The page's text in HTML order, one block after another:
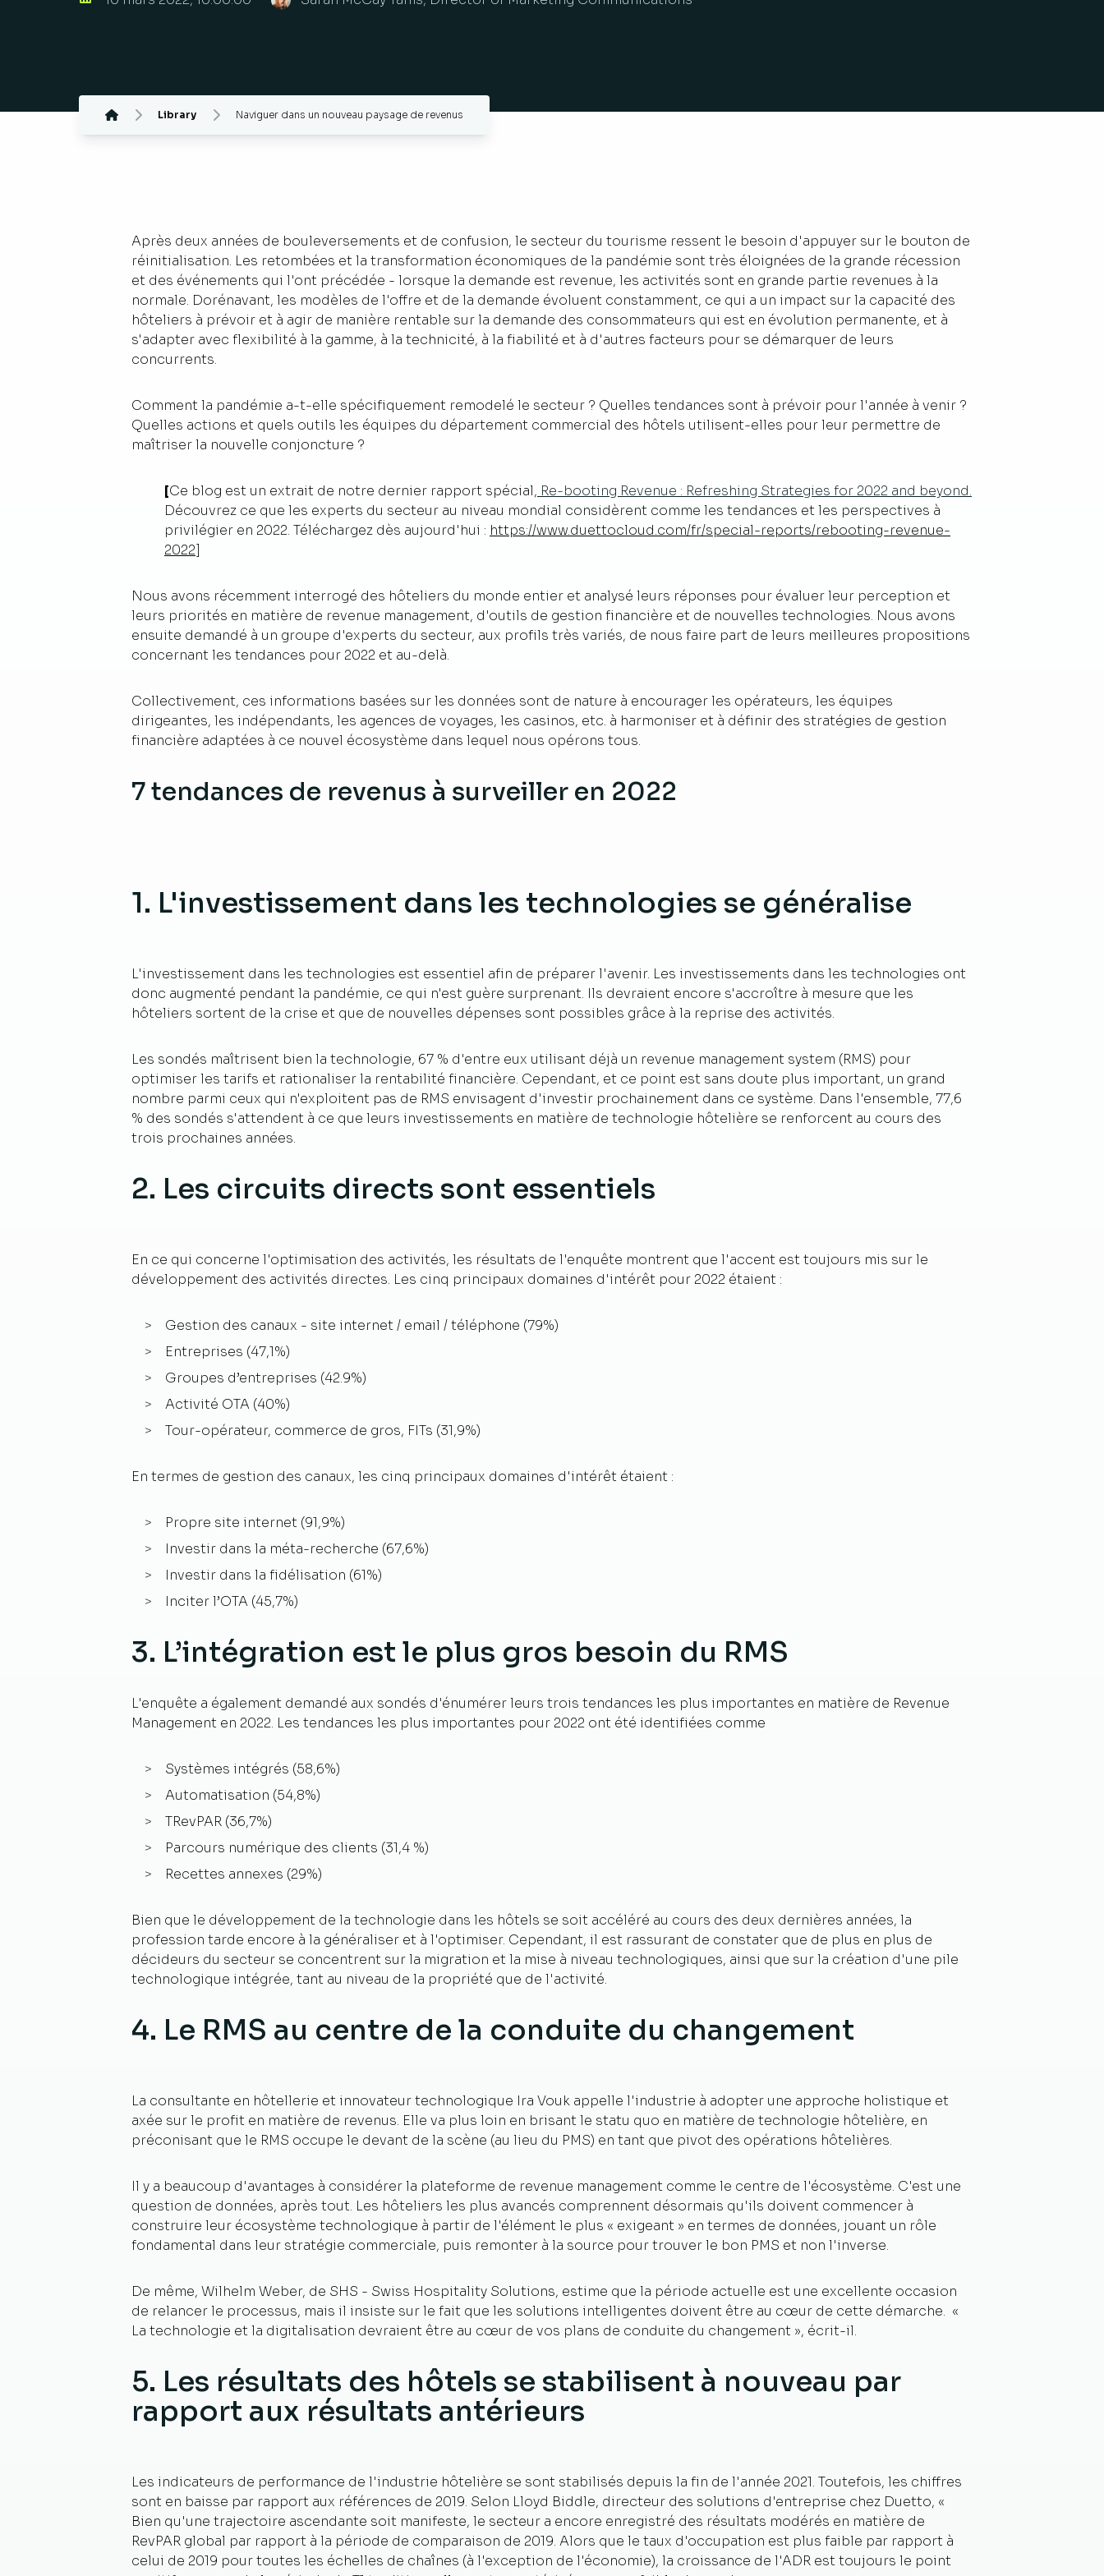
Library Naviguer dans un nouveau paysage de revenus
Après deux années de bouleversements et de confusion, le secteur du tourisme ressent le besoin d'appuyer sur le bouton de
réinitialisation. Les retombées et la transformation économiques de la pandémie sont très éloignées de la grande récession
et des événements qui l'ont précédée - lorsque la demande est revenue, les activités sont en grande partie revenues à la
normale. Dorénavant, les modèles de l'offre et de la demande évoluent constamment, ce qui a un impact sur la capacité des
hôteliers à prévoir et à agir de manière rentable sur la demande des consommateurs qui est en évolution permanente, et à
s'adapter avec flexibilité à la gamme, à la technicité, à la fiabilité et à d'autres facteurs pour se démarquer de leurs
concurrents.
Comment la pandémie a-t-elle spécifiquement remodelé le secteur ? Quelles tendances sont à prévoir pour l'année à venir ?
Quelles actions et quels outils les équipes du département commercial des hôtels utilisent-elles pour leur permettre de
maîtriser la nouvelle conjoncture ?
[Ce blog est un extrait de notre dernier rapport spécial, Re-booting Revenue : Refreshing Strategies for 2022 and beyond.
Découvrez ce que les experts du secteur au niveau mondial considèrent comme les tendances et les perspectives à
privilégier en 2022. Téléchargez dès aujourd'hui : https://www.duettocloud.com/fr/special-reports/rebooting-revenue-
2022]
Nous avons récemment interrogé des hôteliers du monde entier et analysé leurs réponses pour évaluer leur perception et
leurs priorités en matière de revenue management, d'outils de gestion financière et de nouvelles technologies. Nous avons
ensuite demandé à un groupe d'experts du secteur, aux profils très variés, de nous faire part de leurs meilleures propositions
concernant les tendances pour 2022 et au-delà.
Collectivement, ces informations basées sur les données sont de nature à encourager les opérateurs, les équipes
dirigeantes, les indépendants, les agences de voyages, les casinos, etc. à harmoniser et à définir des stratégies de gestion
financière adaptées à ce nouvel écosystème dans lequel nous opérons tous.
7 tendances de revenus à surveiller en 2022
1. L'investissement dans les technologies se généralise
L'investissement dans les technologies est essentiel afin de préparer l'avenir. Les investissements dans les technologies ont
donc augmenté pendant la pandémie, ce qui n'est guère surprenant. Ils devraient encore s'accroître à mesure que les
hôteliers sortent de la crise et que de nouvelles dépenses sont possibles grâce à la reprise des activités.
Les sondés maîtrisent bien la technologie, 67 % d'entre eux utilisant déjà un revenue management system (RMS) pour
optimiser les tarifs et rationaliser la rentabilité financière. Cependant, et ce point est sans doute plus important, un grand
nombre parmi ceux qui n'exploitent pas de RMS envisagent d'investir prochainement dans ce système. Dans l'ensemble, 77,6
% des sondés s'attendent à ce que leurs investissements en matière de technologie hôtelière se renforcent au cours des
trois prochaines années.
2. Les circuits directs sont essentiels
En ce qui concerne l'optimisation des activités, les résultats de l'enquête montrent que l'accent est toujours mis sur le
développement des activités directes. Les cinq principaux domaines d'intérêt pour 2022 étaient :
Gestion des canaux - site internet / email / téléphone (79%)
Entreprises (47,1%)
Groupes d’entreprises (42.9%)
Activité OTA (40%)
Tour-opérateur, commerce de gros, FITs (31,9%)
En termes de gestion des canaux, les cinq principaux domaines d'intérêt étaient :
Propre site internet (91,9%)
Investir dans la méta-recherche (67,6%)
Investir dans la fidélisation (61%)
Inciter l’OTA (45,7%)
3. L’intégration est le plus gros besoin du RMS
L'enquête a également demandé aux sondés d'énumérer leurs trois tendances les plus importantes en matière de Revenue
Management en 2022. Les tendances les plus importantes pour 2022 ont été identifiées comme
Systèmes intégrés (58,6%)
Automatisation (54,8%)
TRevPAR (36,7%)
Parcours numérique des clients (31,4 %)
Recettes annexes (29%)
Bien que le développement de la technologie dans les hôtels se soit accéléré au cours des deux dernières années, la
profession tarde encore à la généraliser et à l'optimiser. Cependant, il est rassurant de constater que de plus en plus de
décideurs du secteur se concentrent sur la migration et la mise à niveau technologiques, ainsi que sur la création d'une pile
technologique intégrée, tant au niveau de la propriété que de l'activité.
4. Le RMS au centre de la conduite du changement
La consultante en hôtellerie et innovateur technologique Ira Vouk appelle l'industrie à adopter une approche holistique et
axée sur le profit en matière de revenus. Elle va plus loin en brisant le statu quo en matière de technologie hôtelière, en
préconisant que le RMS occupe le devant de la scène (au lieu du PMS) en tant que pivot des opérations hôtelières.
Il y a beaucoup d'avantages à considérer la plateforme de revenue management comme le centre de l'écosystème. C'est une
question de données, après tout. Les hôteliers les plus avancés comprennent désormais qu'ils doivent commencer à
construire leur écosystème technologique à partir de l'élément le plus « exigeant » en termes de données, jouant un rôle
fondamental dans leur stratégie commerciale, puis remonter à la source pour trouver le bon PMS et non l'inverse.
De même, Wilhelm Weber, de SHS - Swiss Hospitality Solutions, estime que la période actuelle est une excellente occasion
de relancer le processus, mais il insiste sur le fait que les solutions intelligentes doivent être au cœur de cette démarche. «
La technologie et la digitalisation devraient être au cœur de vos plans de conduite du changement », écrit-il.
5. Les résultats des hôtels se stabilisent à nouveau par
rapport aux résultats antérieurs
Les indicateurs de performance de l'industrie hôtelière se sont stabilisés depuis la fin de l'année 2021. Toutefois, les chiffres
sont en baisse par rapport aux références de 2019. Selon Lloyd Biddle, directeur des solutions d'entreprise chez Duetto, «
Bien qu'une trajectoire ascendante soit manifeste, le secteur a encore enregistré des résultats modérés en matière de
RevPAR global par rapport à la période de comparaison de 2019. Alors que le taux d'occupation est plus faible par rapport à
celui de 2019 pour toutes les échelles de chaînes (à l'exception de l'économie), la croissance de l'ADR est toujours le point